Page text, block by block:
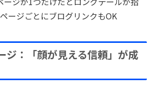
ージごとにブログリンクもOK
ジ：「顔が見える信頼」が成